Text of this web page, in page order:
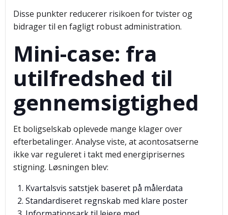
Disse punkter reducerer risikoen for tvister og
bidrager til en fagligt robust administration.
Mini-case: fra
utilfredshed til
gennemsigtighed
Et boligselskab oplevede mange klager over
efterbetalinger. Analyse viste, at acontosatserne
ikke var reguleret i takt med energiprisernes
stigning. Løsningen blev:
Kvartalsvis satstjek baseret på målerdata
Standardiseret regnskab med klare poster